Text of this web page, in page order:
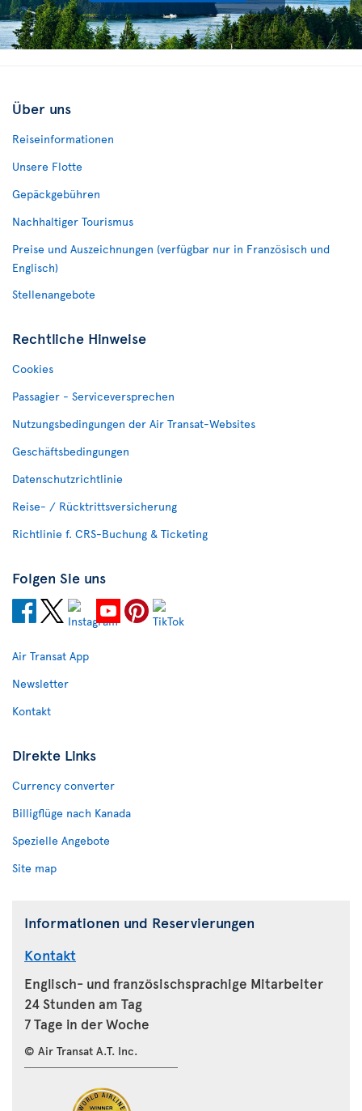
Über uns
Reiseinformationen
Unsere Flotte
Gepäckgebühren
Nachhaltiger Tourismus
Preise und Auszeichnungen (verfügbar nur in Französisch und
Englisch)
Stellenangebote
Rechtliche Hinweise
Cookies
Passagier - Serviceversprechen
Nutzungsbedingungen der Air Transat-Websites
Geschäftsbedingungen
Datenschutzrichtlinie
Reise- / Rücktrittsversicherung
Richtlinie f. CRS-Buchung & Ticketing
Folgen Sie uns
Air Transat App
Newsletter
Kontakt
Direkte Links
Currency converter
Billigflüge nach Kanada
Spezielle Angebote
Site map
Informationen und Reservierungen
Kontakt
Englisch- und französischsprachige Mitarbeiter
24 Stunden am Tag
7 Tage in der Woche
© Air Transat A.T. Inc.